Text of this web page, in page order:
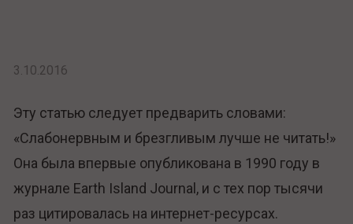
3.10.2016
Эту статью следует предварить словами:
«Слабонервным и брезгливым лучше не читать!»
Она была впервые опубликована в 1990 году в
журнале Earth Island Journal, и с тех пор тысячи
раз цитировалась на интернет-ресурсах.